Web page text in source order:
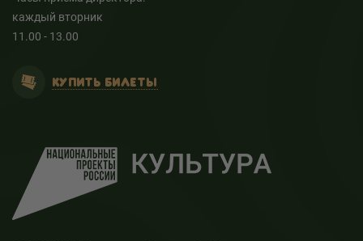
каждый вторник
11.00 - 13.00
КУПИТЬ БИЛЕТЫ